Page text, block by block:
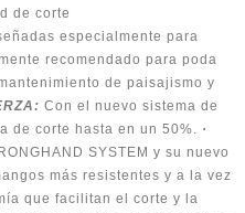
de corte
especialmente para
recomendado para poda
de paisajismo y
Con el nuevo sistema de
de corte hasta en un 50%. ·
HAND SYSTEM y su nuevo
más resistentes y a la vez
que facilitan el corte y la